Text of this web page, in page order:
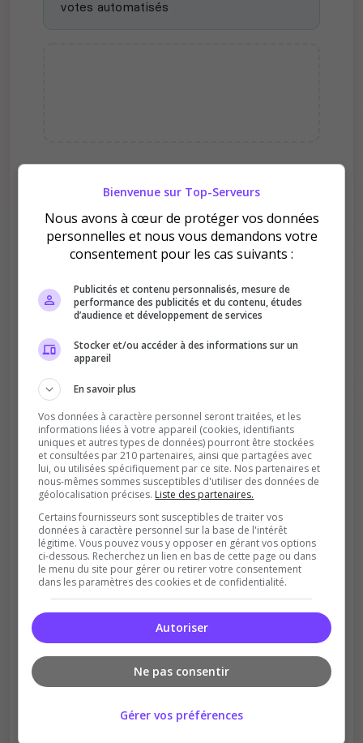
votes automatisés
Pourquoi voter pour
L'univers de Leya ?
Améliore le classement
Votre vote aide le serveur à monter dans le
Soutient la communauté
Plus de visibilité = plus de joueurs
Récompenses possibles
Certains serveurs offrent des bonus aux
Bienvenue sur Top-Serveurs
Nous avons à cœur de protéger vos données
personnelles et nous vous demandons votre
consentement pour les cas suivants :
Publicités et contenu personnalisés, mesure de
performance des publicités et du contenu, études
d’audience et développement de services
Stocker et/ou accéder à des informations sur un
appareil
En savoir plus
Vos données à caractère personnel seront traitées, et les
informations liées à votre appareil (cookies, identifiants
uniques et autres types de données) pourront être stockées
et consultées par 210 partenaires, ainsi que partagées avec
lui, ou utilisées spécifiquement par ce site. Nos partenaires et
nous-mêmes sommes susceptibles d'utiliser des données de
géolocalisation précises. Liste des partenaires.
Certains fournisseurs sont susceptibles de traiter vos
données à caractère personnel sur la base de l'intérêt
légitime. Vous pouvez vous y opposer en gérant vos options
ci-dessous. Recherchez un lien en bas de cette page ou dans
le menu du site pour gérer ou retirer votre consentement
dans les paramètres des cookies et de confidentialité.
Autoriser
Ne pas consentir
Gérer vos préférences